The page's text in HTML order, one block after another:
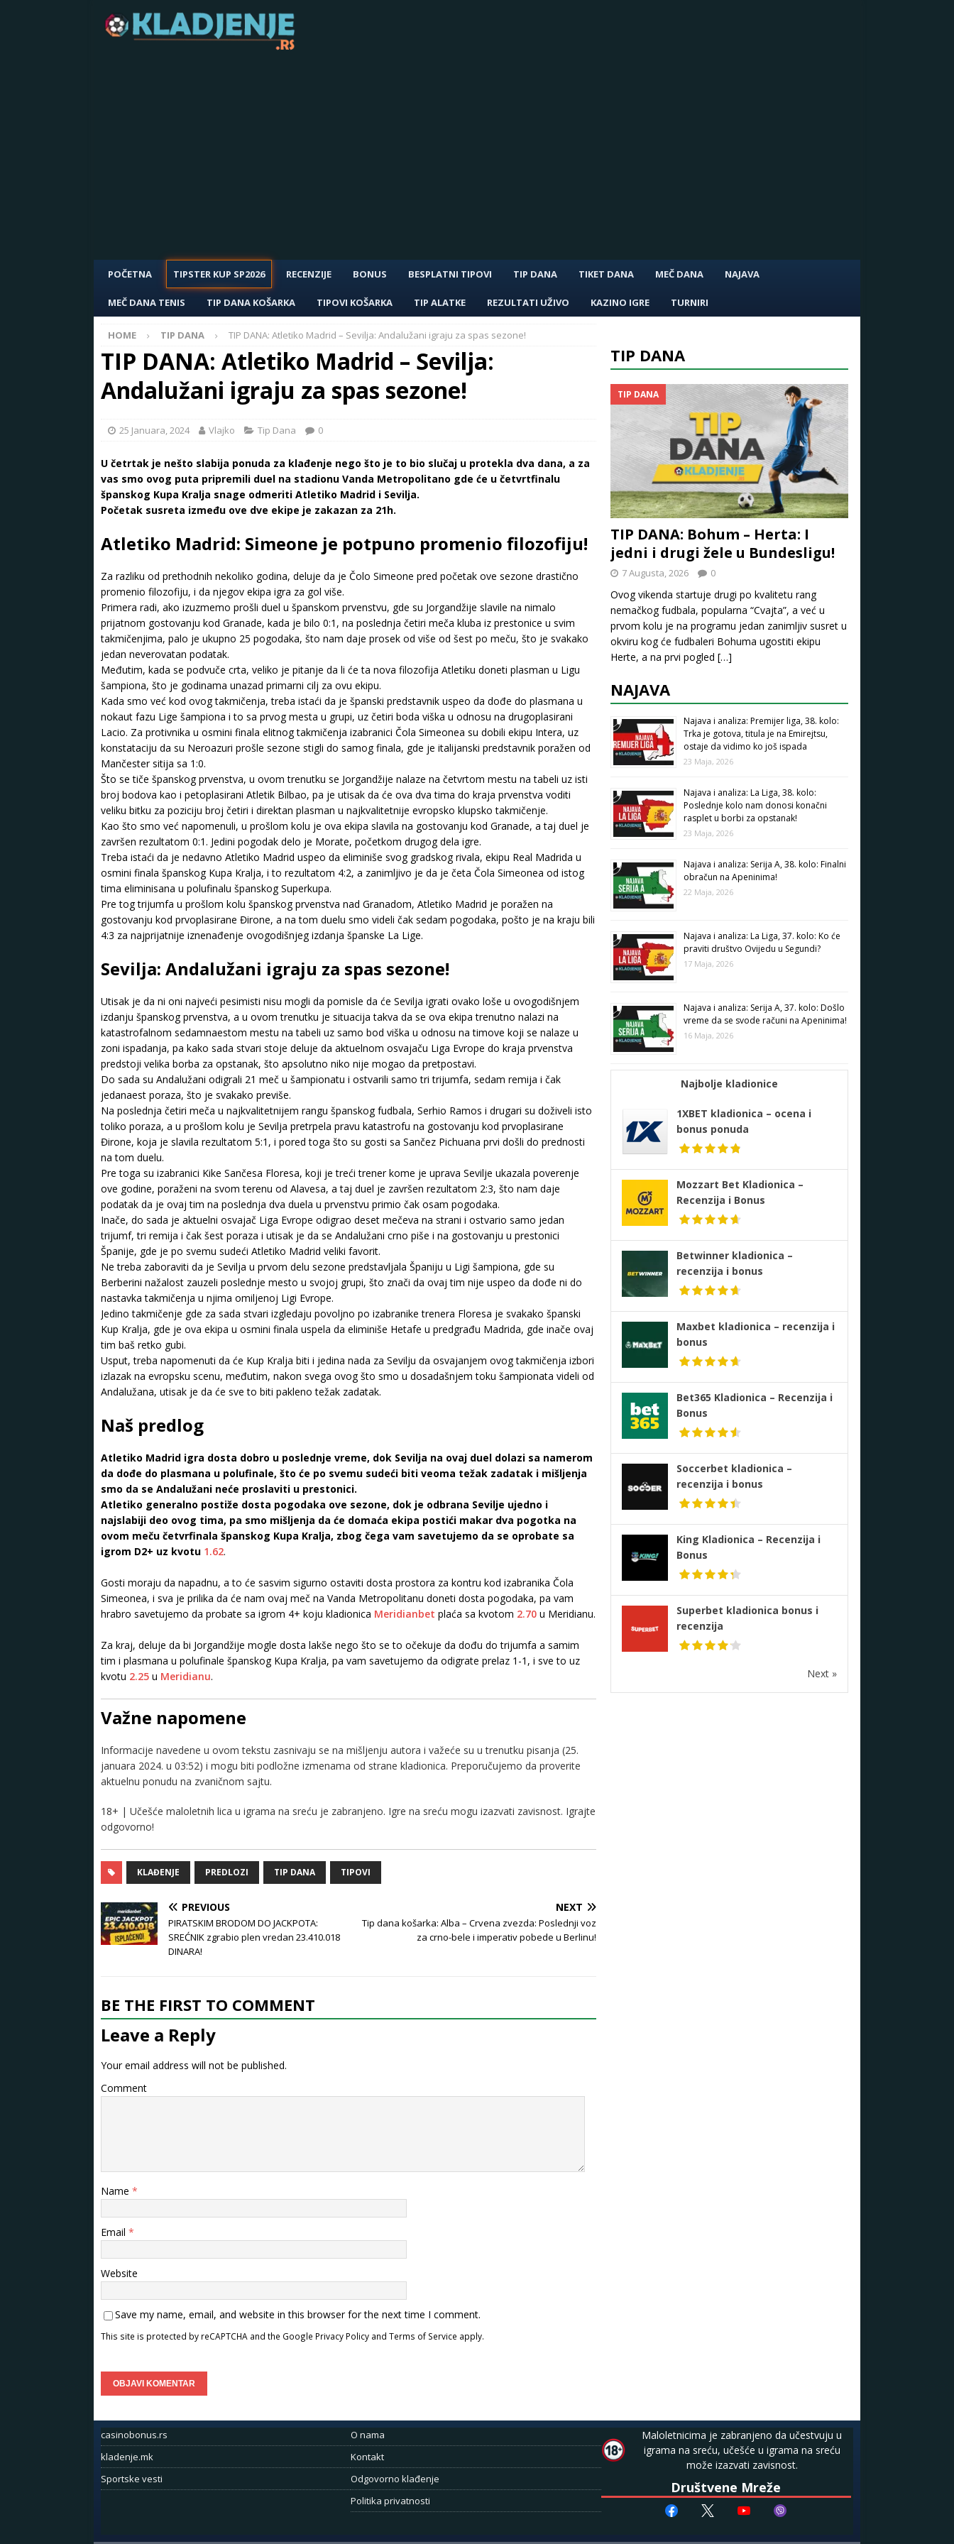
POČETNA TIPSTER KUP SP2026 RECENZIJE BONUS BESPLATNI TIPOVI TIP DANA TIKET DANA MEČ DANA NAJAVA
MEČ DANA TENIS TIP DANA KOŠARKA TIPOVI KOŠARKA TIP ALATKE REZULTATI UŽIVO KAZINO IGRE TURNIRI
HOME TIP DANA TIP DANA: Atletiko Madrid – Sevilja: Andalužani igraju za spas sezone!
TIP DANA: Atletiko Madrid – Sevilja:
Andalužani igraju za spas sezone!
25 Januara, 2024 Vlajko Tip Dana 0
U četrtak je nešto slabija ponuda za klađenje nego što je to bio slučaj u protekla dva dana, a za
vas smo ovog puta pripremili duel na stadionu Vanda Metropolitano gde će u četvrtfinalu
španskog Kupa Kralja snage odmeriti Atletiko Madrid i Sevilja.
Početak susreta između ove dve ekipe je zakazan za 21h.
Atletiko Madrid: Simeone je potpuno promenio filozofiju!
Za razliku od prethodnih nekoliko godina, deluje da je Čolo Simeone pred početak ove sezone drastično
promenio filozofiju, i da njegov ekipa igra za gol više.
Primera radi, ako izuzmemo prošli duel u španskom prvenstvu, gde su Jorgandžije slavile na nimalo
prijatnom gostovanju kod Granade, kada je bilo 0:1, na poslednja četiri meča kluba iz prestonice u svim
takmičenjima, palo je ukupno 25 pogodaka, što nam daje prosek od više od šest po meču, što je svakako
jedan neverovatan podatak.
Međutim, kada se podvuče crta, veliko je pitanje da li će ta nova filozofija Atletiku doneti plasman u Ligu
šampiona, što je godinama unazad primarni cilj za ovu ekipu.
Kada smo već kod ovog takmičenja, treba istaći da je španski predstavnik uspeo da dođe do plasmana u
nokaut fazu Lige šampiona i to sa prvog mesta u grupi, uz četiri boda viška u odnosu na drugoplasirani
Lacio. Za protivnika u osmini finala elitnog takmičenja izabranici Čola Simeonea su dobili ekipu Intera, uz
konstataciju da su Neroazuri prošle sezone stigli do samog finala, gde je italijanski predstavnik poražen od
Mančester sitija sa 1:0.
Što se tiče španskog prvenstva, u ovom trenutku se Jorgandžije nalaze na četvrtom mestu na tabeli uz isti
broj bodova kao i petoplasirani Atletik Bilbao, pa je utisak da će ova dva tima do kraja prvenstva voditi
veliku bitku za poziciju broj četiri i direktan plasman u najkvalitetnije evropsko klupsko takmičenje.
Kao što smo već napomenuli, u prošlom kolu je ova ekipa slavila na gostovanju kod Granade, a taj duel je
završen rezultatom 0:1. Jedini pogodak delo je Morate, početkom drugog dela igre.
Treba istaći da je nedavno Atletiko Madrid uspeo da eliminiše svog gradskog rivala, ekipu Real Madrida u
osmini finala španskog Kupa Kralja, i to rezultatom 4:2, a zanimljivo je da je četa Čola Simeonea od istog
tima eliminisana u polufinalu španskog Superkupa.
Pre tog trijumfa u prošlom kolu španskog prvenstva nad Granadom, Atletiko Madrid je poražen na
gostovanju kod prvoplasirane Đirone, a na tom duelu smo videli čak sedam pogodaka, pošto je na kraju bili
4:3 za najprijatnije iznenađenje ovogodišnjeg izdanja španske La Lige.
Sevilja: Andalužani igraju za spas sezone!
Utisak je da ni oni najveći pesimisti nisu mogli da pomisle da će Sevilja igrati ovako loše u ovogodišnjem
izdanju španskog prvenstva, a u ovom trenutku je situacija takva da se ova ekipa trenutno nalazi na
katastrofalnom sedamnaestom mestu na tabeli uz samo bod viška u odnosu na timove koji se nalaze u
zoni ispadanja, pa kako sada stvari stoje deluje da aktuelnom osvajaču Liga Evrope do kraja prvenstva
predstoji velika borba za opstanak, što apsolutno niko nije mogao da pretpostavi.
Do sada su Andalužani odigrali 21 meč u šampionatu i ostvarili samo tri trijumfa, sedam remija i čak
jedanaest poraza, što je svakako previše.
Na poslednja četiri meča u najkvalitetnijem rangu španskog fudbala, Serhio Ramos i drugari su doživeli isto
toliko poraza, a u prošlom kolu je Sevilja pretrpela pravu katastrofu na gostovanju kod prvoplasirane
Đirone, koja je slavila rezultatom 5:1, i pored toga što su gosti sa Sančez Pichuana prvi došli do prednosti
na tom duelu.
Pre toga su izabranici Kike Sančesa Floresa, koji je treći trener kome je uprava Sevilje ukazala poverenje
ove godine, poraženi na svom terenu od Alavesa, a taj duel je završen rezultatom 2:3, što nam daje
podatak da je ovaj tim na poslednja dva duela u prvenstvu primio čak osam pogodaka.
Inače, do sada je aktuelni osvajač Liga Evrope odigrao deset mečeva na strani i ostvario samo jedan
trijumf, tri remija i čak šest poraza i utisak je da se Andalužani crno piše i na gostovanju u prestonici
Španije, gde je po svemu sudeći Atletiko Madrid veliki favorit.
Ne treba zaboraviti da je Sevilja u prvom delu sezone predstavljala Španiju u Ligi šampiona, gde su
Berberini nažalost zauzeli poslednje mesto u svojoj grupi, što znači da ovaj tim nije uspeo da dođe ni do
nastavka takmičenja u njima omiljenoj Ligi Evrope.
Jedino takmičenje gde za sada stvari izgledaju povoljno po izabranike trenera Floresa je svakako španski
Kup Kralja, gde je ova ekipa u osmini finala uspela da eliminiše Hetafe u predgrađu Madrida, gde inače ovaj
tim baš retko gubi.
Usput, treba napomenuti da će Kup Kralja biti i jedina nada za Sevilju da osvajanjem ovog takmičenja izbori
izlazak na evropsku scenu, međutim, nakon svega ovog što smo u dosadašnjem toku šampionata videli od
Andalužana, utisak je da će sve to biti pakleno težak zadatak.
Naš predlog
Atletiko Madrid igra dosta dobro u poslednje vreme, dok Sevilja na ovaj duel dolazi sa namerom
da dođe do plasmana u polufinale, što će po svemu sudeći biti veoma težak zadatak i mišljenja
smo da se Andalužani neće proslaviti u prestonici.
Atletiko generalno postiže dosta pogodaka ove sezone, dok je odbrana Sevilje ujedno i
najslabiji deo ovog tima, pa smo mišljenja da će domaća ekipa postići makar dva pogotka na
ovom meču četvrfinala španskog Kupa Kralja, zbog čega vam savetujemo da se oprobate sa
igrom D2+ uz kvotu 1.62.
Gosti moraju da napadnu, a to će sasvim sigurno ostaviti dosta prostora za kontru kod izabranika Čola
Simeonea, i sva je prilika da će nam ovaj meč na Vanda Metropolitanu doneti dosta pogodaka, pa vam
hrabro savetujemo da probate sa igrom 4+ koju kladionica Meridianbet plaća sa kvotom 2.70 u Meridianu.
Za kraj, deluje da bi Jorgandžije mogle dosta lakše nego što se to očekuje da dođu do trijumfa a samim
tim i plasmana u polufinale španskog Kupa Kralja, pa vam savetujemo da odigrate prelaz 1-1, i sve to uz
kvotu 2.25 u Meridianu.
Važne napomene
Informacije navedene u ovom tekstu zasnivaju se na mišljenju autora i važeće su u trenutku pisanja (25.
januara 2024. u 03:52) i mogu biti podložne izmenama od strane kladionica. Preporučujemo da proverite
aktuelnu ponudu na zvaničnom sajtu.
18+ | Učešće maloletnih lica u igrama na sreću je zabranjeno. Igre na sreću mogu izazvati zavisnost. Igrajte
odgovorno!
KLAĐENJE PREDLOZI TIP DANA TIPOVI
PREVIOUS
PIRATSKIM BRODOM DO JACKPOTA:
SREĆNIK zgrabio plen vredan 23.410.018
DINARA!
NEXT
Tip dana košarka: Alba – Crvena zvezda: Poslednji voz
za crno-bele i imperativ pobede u Berlinu!
BE THE FIRST TO COMMENT
Leave a Reply
Your email address will not be published.
Comment
Name *
Email *
Website
Save my name, email, and website in this browser for the next time I comment.
This site is protected by reCAPTCHA and the Google Privacy Policy and Terms of Service apply.
TIP DANA
TIP DANA
TIP DANA: Bohum – Herta: I
jedni i drugi žele u Bundesligu!
7 Augusta, 2026 0
Ovog vikenda startuje drugi po kvalitetu rang
nemačkog fudbala, popularna “Cvajta”, a već u
prvom kolu je na programu jedan zanimljiv susret u
okviru kog će fudbaleri Bohuma ugostiti ekipu
Herte, a na prvi pogled […]
NAJAVA
Najava i analiza: Premijer liga, 38. kolo:
Trka je gotova, titula je na Emirejtsu,
ostaje da vidimo ko još ispada
23 Maja, 2026
Najava i analiza: La Liga, 38. kolo:
Poslednje kolo nam donosi konačni
rasplet u borbi za opstanak!
23 Maja, 2026
Najava i analiza: Serija A, 38. kolo: Finalni
obračun na Apeninima!
22 Maja, 2026
Najava i analiza: La Liga, 37. kolo: Ko će
praviti društvo Ovijedu u Segundi?
17 Maja, 2026
Najava i analiza: Serija A, 37. kolo: Došlo
vreme da se svode računi na Apeninima!
16 Maja, 2026
Najbolje kladionice
1XBET kladionica – ocena i
bonus ponuda
Mozzart Bet Kladionica –
Recenzija i Bonus
Betwinner kladionica –
recenzija i bonus
Maxbet kladionica – recenzija i
bonus
Bet365 Kladionica – Recenzija i
Bonus
Soccerbet kladionica –
recenzija i bonus
King Kladionica – Recenzija i
Bonus
Superbet kladionica bonus i
recenzija
Next »
casinobonus.rs
kladenje.mk
Sportske vesti
O nama
Kontakt
Odgovorno klađenje
Politika privatnosti
Maloletnicima je zabranjeno da učestvuju u
igrama na sreću, učešće u igrama na sreću
može izazvati zavisnost.
Društvene Mreže